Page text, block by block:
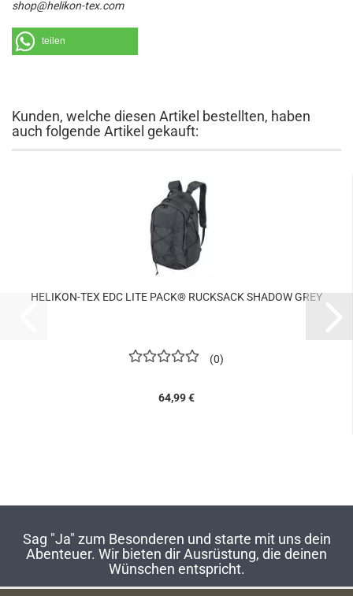
shop@helikon-tex.com
teilen
Kunden, welche diesen Artikel bestellten, haben
auch folgende Artikel gekauft:
HELIKON-TEX EDC LITE PACK® RUCKSACK SHADOW GREY
0
64,99 €
Sag "Ja" zum Besonderen und starte mit uns dein
Abenteuer. Wir bieten dir Ausrüstung, die deinen
Wünschen entspricht.